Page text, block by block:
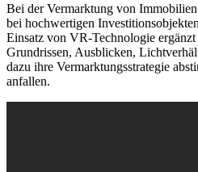
Bei der Vermarktung von
bei hochwertigen
Einsatz von VR-Technologie
Grundrissen, Ausblicken,
dazu ihre Vermarktungsstrategie
anfallen.